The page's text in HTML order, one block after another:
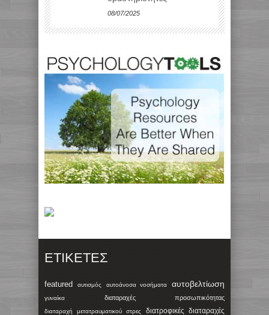
08/07/2025
ΕΤΙΚΈΤΕΣ
featured αυτισμός αυτοάνοσα νοσήματα αυτοβελτίωση
γυναίκα διαταραχές προσωπικότητας
διαταραχή μετατραυματικού στρες διατροφικές διαταραχές